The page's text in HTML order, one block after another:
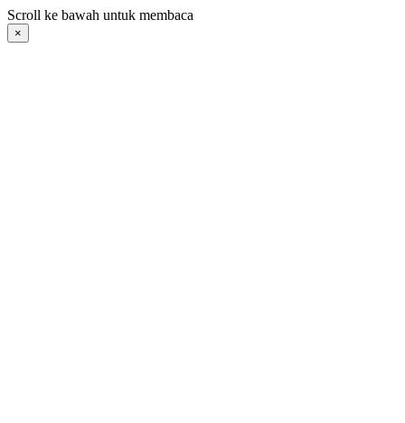
Langsung
ke
konten
Scroll ke bawah untuk membaca
×